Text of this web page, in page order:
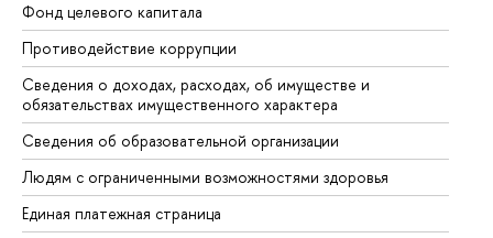
Фонд целевого капитала
Противодействие коррупции
Сведения о доходах, расходах, об имуществе и
обязательствах имущественного характера
Сведения об образовательной организации
Людям с ограниченными возможностями здоровья
Единая платежная страница